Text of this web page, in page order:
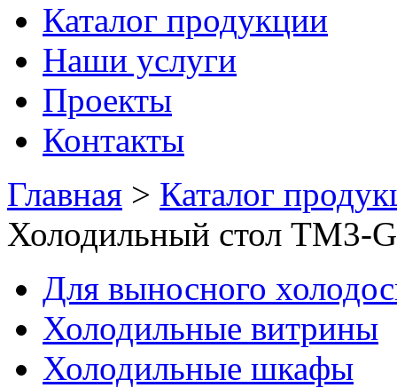
Каталог продукции
Наши услуги
Проекты
Контакты
Главная > Каталог
Холодильный стол TM3-G
Для выносного
Холодильные витрины
Холодильные шкафы